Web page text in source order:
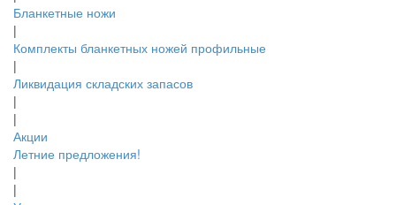
Бланкетные ножи
|
Комплекты бланкетных ножей профильные
|
Ликвидация складских запасов
|
|
Акции
Летние предложения!
|
|